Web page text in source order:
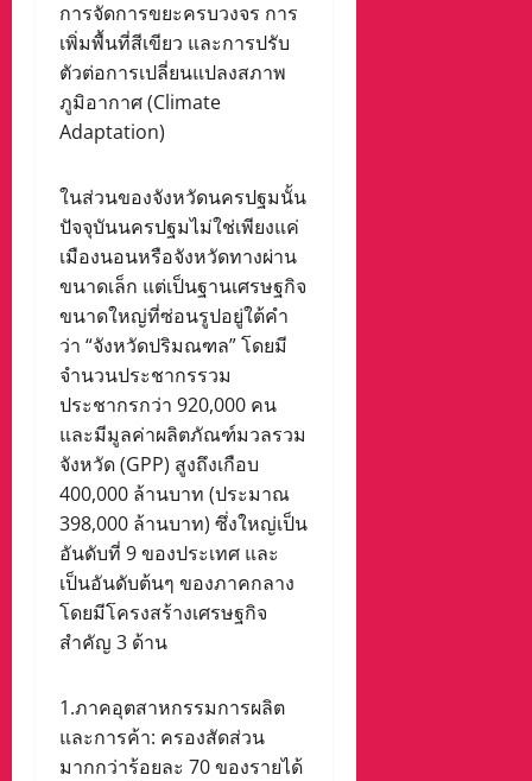
การจัดการขยะครบวงจร การ
เพิ่มพื้นที่สีเขียว และการปรับ
ตัวต่อการเปลี่ยนแปลงสภาพ
ภูมิอากาศ (Climate
Adaptation)
ในส่วนของจังหวัดนครปฐมนั้น
ปัจจุบันนครปฐมไม่ใช่เพียงแค่
เมืองนอนหรือจังหวัดทางผ่าน
ขนาดเล็ก แต่เป็นฐานเศรษฐกิจ
ขนาดใหญ่ที่ซ่อนรูปอยู่ใต้คำ
ว่า “จังหวัดปริมณฑล” โดยมี
จำนวนประชากรรวม
ประชากรกว่า 920,000 คน
และมีมูลค่าผลิตภัณฑ์มวลรวม
จังหวัด (GPP) สูงถึงเกือบ
400,000 ล้านบาท (ประมาณ
398,000 ล้านบาท) ซึ่งใหญ่เป็น
อันดับที่ 9 ของประเทศ และ
เป็นอันดับต้นๆ ของภาคกลาง
โดยมีโครงสร้างเศรษฐกิจ
สำคัญ 3 ด้าน
1.ภาคอุตสาหกรรมการผลิต
และการค้า: ครองสัดส่วน
มากกว่าร้อยละ 70 ของรายได้